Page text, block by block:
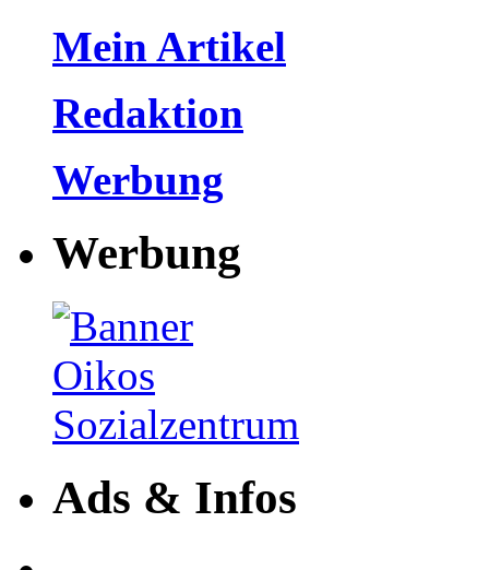
Mein Artikel
Redaktion
Werbung
Werbung
Ads & Infos